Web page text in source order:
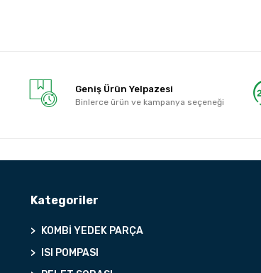
Geniş Ürün Yelpazesi
Binlerce ürün ve kampanya seçeneği
Kategoriler
KOMBİ YEDEK PARÇA
ISI POMPASI